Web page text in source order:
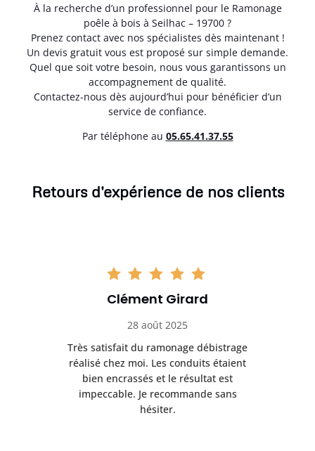
À la recherche d’un professionnel pour le Ramonage
poêle à bois à Seilhac – 19700 ?
Prenez contact avec nos spécialistes dès maintenant !
Un devis gratuit vous est proposé sur simple demande.
Quel que soit votre besoin, nous vous garantissons un
accompagnement de qualité.
Contactez-nous dès aujourd’hui pour bénéficier d’un
service de confiance.
Par téléphone au 05.65.41.37.55
Retours d'expérience de nos clients
Clément Girard
28 août 2025
Très satisfait du ramonage débistrage
réalisé chez moi. Les conduits étaient
bien encrassés et le résultat est
impeccable. Je recommande sans
hésiter.